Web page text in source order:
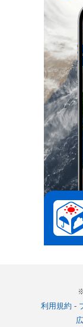
利用規約 -